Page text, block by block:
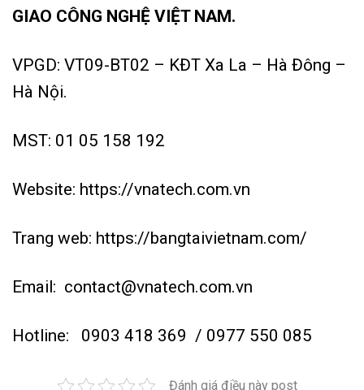
GIAO CÔNG NGHỆ VIỆT NAM.
VPGD: VT09-BT02 – KĐT Xa La – Hà Đông –
Hà Nội.
MST: 01 05 158 192
Website: https://vnatech.com.vn
Trang web: https://bangtaivietnam.com/
Email: contact@vnatech.com.vn
Hotline: 0903 418 369 / 0977 550 085
Đánh giá điều này post